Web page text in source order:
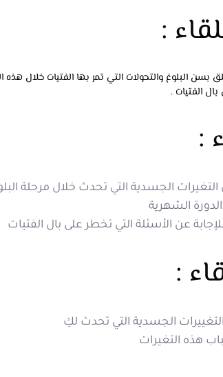
:
البلوغ والتحولات التي تمر بها الفتيات خلال هذه
الفتيات .
:
التغيرات الجسدية التي تحدث خلال مرحلة
الدورة الشهرية
عن الأسئلة التي تخطر على بال الفتيات
:
الجسدية التي تحدث لكِ
هذه التغيرات